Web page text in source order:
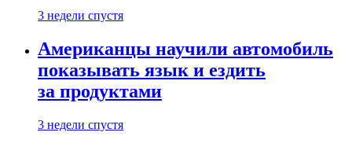
3 недели спустя
Американцы научили автомобиль
показывать язык и ездить
за продуктами
3 недели спустя